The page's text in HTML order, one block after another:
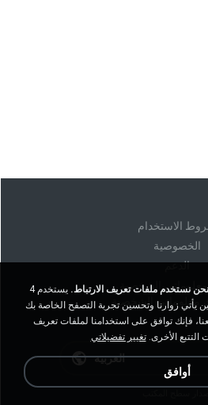
الاستخدام
الخصوصية
الدعم
معلوماتي الشخصية
معلوماتي الشخصية
العربية
نحن نستخدم ملفات تعريف الارتباط.
يستخدم 4shared ملفات تعريف الارتباط
يأتي زوارنا وتحسين تجربة التصفح الخاصة بك
فإنك توافق على استخدامنا لملفات تعريف
التتبع الأخرى.تغيير تفضيلاتي
أوافق